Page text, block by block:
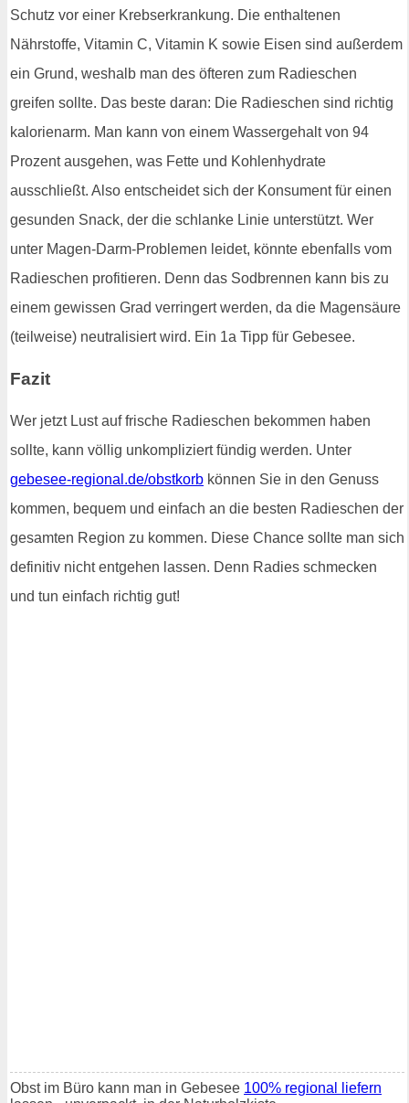
Schutz vor einer Krebserkrankung. Die enthaltenen
Nährstoffe, Vitamin C, Vitamin K sowie Eisen sind außerdem
ein Grund, weshalb man des öfteren zum Radieschen
greifen sollte. Das beste daran: Die Radieschen sind richtig
kalorienarm. Man kann von einem Wassergehalt von 94
Prozent ausgehen, was Fette und Kohlenhydrate
ausschließt. Also entscheidet sich der Konsument für einen
gesunden Snack, der die schlanke Linie unterstützt. Wer
unter Magen-Darm-Problemen leidet, könnte ebenfalls vom
Radieschen profitieren. Denn das Sodbrennen kann bis zu
einem gewissen Grad verringert werden, da die Magensäure
(teilweise) neutralisiert wird. Ein 1a Tipp für Gebesee.
Fazit
Wer jetzt Lust auf frische Radieschen bekommen haben
sollte, kann völlig unkompliziert fündig werden. Unter
gebesee-regional.de/obstkorb können Sie in den Genuss
kommen, bequem und einfach an die besten Radieschen der
gesamten Region zu kommen. Diese Chance sollte man sich
definitiv nicht entgehen lassen. Denn Radies schmecken
und tun einfach richtig gut!
Obst im Büro kann man in Gebesee 100% regional liefern